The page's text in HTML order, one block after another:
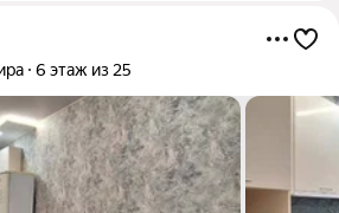
6 этаж из 25